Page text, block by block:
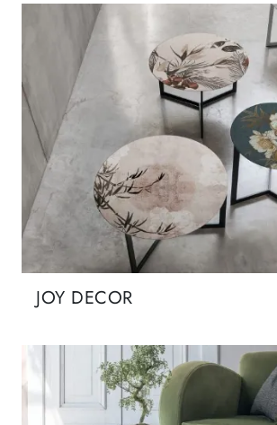
JOY DECOR